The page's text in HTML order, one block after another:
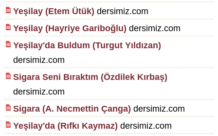
Yeşilay (Etem Ütük) dersimiz.com
Yeşilay (Hayriye Gariboğlu) dersimiz.com
Yeşilay'da Buldum (Turgut Yıldızan)
dersimiz.com
Sigara Seni Bıraktım (Özdilek Kırbaş)
dersimiz.com
Sigara (A. Necmettin Çanga) dersimiz.com
Yeşilay'da (Rıfkı Kaymaz) dersimiz.com